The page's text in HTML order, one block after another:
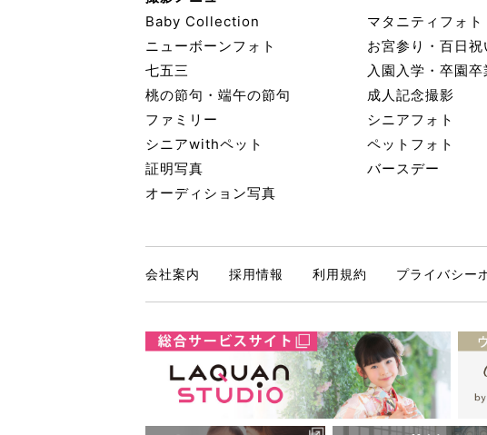
Baby Collection
マタニティフォト
ニューボーンフォト
お宮参り・百日祝
七五三
入園入学・卒園卒
桃の節句・端午の節句
成人記念撮影
ファミリー
シニアフォト
シニアwithペット
ペットフォト
証明写真
バースデー
オーディション写真
会社案内 採用情報 利用規約 プライバシー